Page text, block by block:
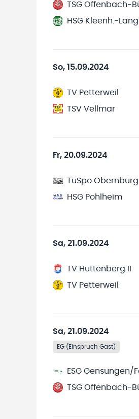
TSG Offenbach-
HSG Kleenh.-
So, 15.09.2024
TV Petterweil
TSV Vellmar
Fr, 20.09.2024
TuSpo Obernburg
HSG Pohlheim
Sa, 21.09.2024
TV Hüttenberg II
TV Petterweil
Sa, 21.09.2024
EG (Einspruch Gast)
ESG Gensungen/
TSG Offenbach-